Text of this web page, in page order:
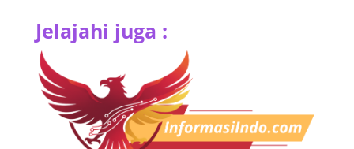
Jelajahi juga :